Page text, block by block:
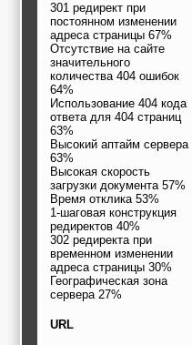
301 редирект при
постоянном изменении
адреса страницы 67%
Отсутствие на сайте
значительного
количества 404 ошибок
64%
Использование 404 кода
ответа для 404 страниц
63%
Высокий аптайм сервера
63%
Высокая скорость
загрузки документа 57%
Время отклика 53%
1-шаговая конструкция
редиректов 40%
302 редиректа при
временном изменении
адреса страницы 30%
Географическая зона
сервера 27%
URL